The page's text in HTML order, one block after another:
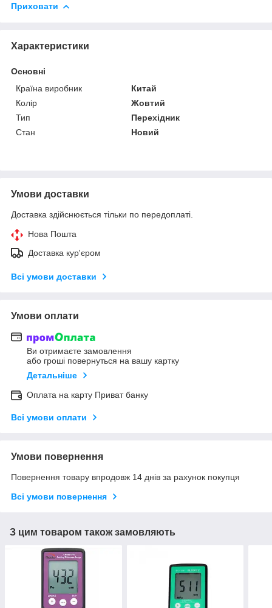
Приховати
Характеристики
Основні
Країна виробник
Китай
Колір
Жовтий
Тип
Перехідник
Стан
Новий
Умови доставки
Доставка здійснюється тільки по передоплаті.
Нова Пошта
Доставка кур'єром
Всі умови доставки
Умови оплати
Ви отримаєте замовлення
або гроші повернуться на вашу картку
Детальніше
Оплата на карту Приват банку
Всі умови оплати
Умови повернення
Повернення товару впродовж 14 днів за рахунок покупця
Всі умови повернення
З цим товаром також замовляють